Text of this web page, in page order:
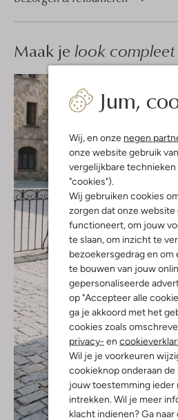
Jum,
Wij, en onze negen
onze website gebruik
vergelijkbare technieken
"cookies").
Wij gebruiken cookies
zorgen dat onze website
functioneert, om jouw
te slaan, om inzicht te
bezoekersgedrag en om
te bouwen van jouw
gepersonaliseerde
op "Accepteer alle
ga je akkoord met het
cookies zoals
privacy- en
Wil je je voorkeuren
cookieknop onderaan de
jouw toestemming ieder
intrekken. Wil je meer
klacht indienen? Ga naar
Maak je look compleet
Ontdek de look